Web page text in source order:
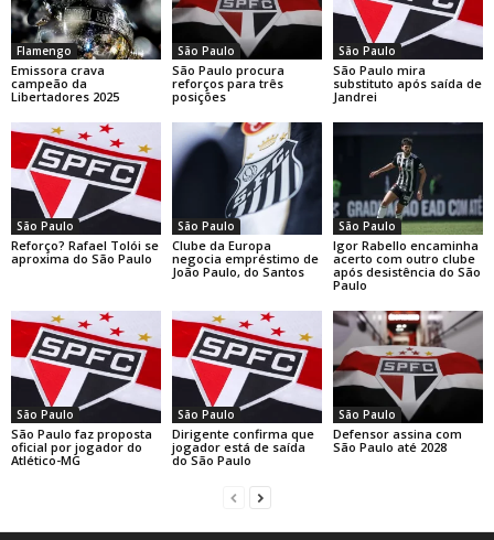
Flamengo
Emissora crava
campeão da
Libertadores 2025
São Paulo
São Paulo procura
reforços para três
posições
São Paulo
São Paulo mira
substituto após saída de
Jandrei
São Paulo
Reforço? Rafael Tolói se
aproxima do São Paulo
São Paulo
Clube da Europa
negocia empréstimo de
João Paulo, do Santos
São Paulo
Igor Rabello encaminha
acerto com outro clube
após desistência do São
Paulo
São Paulo
São Paulo faz proposta
oficial por jogador do
Atlético-MG
São Paulo
Dirigente confirma que
jogador está de saída
do São Paulo
São Paulo
Defensor assina com
São Paulo até 2028